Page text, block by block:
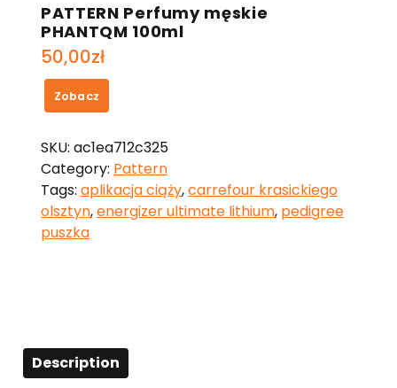
PATTERN Perfumy męskie
PHANTQM 100ml
50,00zł
Zobacz
SKU: ac1ea712c325
Category: Pattern
Tags: aplikacja ciąży,carrefour krasickiego
olsztyn,energizer ultimate lithium, pedigree
puszka
Description